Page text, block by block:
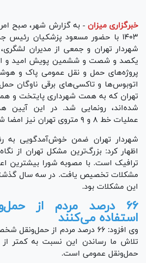
خبرگزاری میزان -
۱۴۰۳ با حضور مسعود پزشکیان رئیس
شهردار تهران و جمعی از مدیران
یکصد و شصت و ششمین پویش امید و
پروژه‌های حمل و نقل عمومی پاک و
اتوبوس‌ها و تاکسی‌های برقی ناوگان
تهران که به همت شهرداری پایتخت و
شده‌اند، رونمایی شد. در این آیین
عملیات خط ۸ و ۹ متروی تهران نیز امضا شد.
شهردار تهران ضمن خوش‌آمدگویی به
اظهار کرد: بزرگ‌ترین مشکل تهران از
ترافیک است. با مصوبه شورا بیشترین
مشکلات تخصیص یافت. در سه سال
این مشکلات بود.
۶۶ درصد مردم از
استفاده می‌کنند
وی افزود: ۶۶ درصد مردم از
حمل‌ونقل عمومی است.